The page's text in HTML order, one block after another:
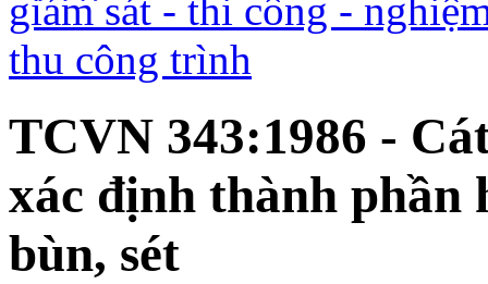
TCVN 343:1986 -
xác định thành phần
bùn, sét